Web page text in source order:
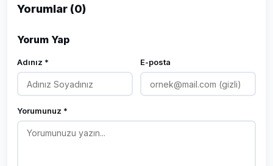
Yorumlar (0)
Yorum Yap
Adınız * E-posta
Yorumunuz *